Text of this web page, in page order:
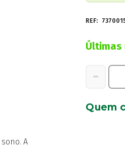
A
REF:
Últimas
−
Solução
Quem